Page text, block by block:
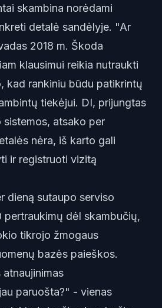
skambina norėdami
detalė sandėlyje. "Ar
2018 m. Škoda
klausimui reikia nutraukti
kad rankiniu būdu patikrintų
tiekėjui. DI, prijungtas
sistemos, atsako per
nėra, iš karto gali
ir registruoti vizitą
dieną sutaupo serviso
pertraukimų dėl skambučių,
tikrojo žmogaus
bazės paieškos.
atnaujinimas
paruošta?" - vienas